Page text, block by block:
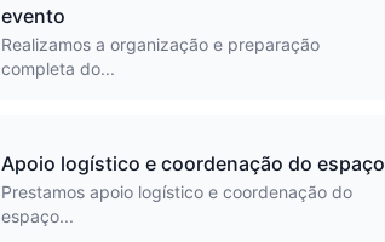
evento
Realizamos a organização e preparação
completa do...
Apoio logístico e coordenação do espaço
Prestamos apoio logístico e coordenação do
espaço...